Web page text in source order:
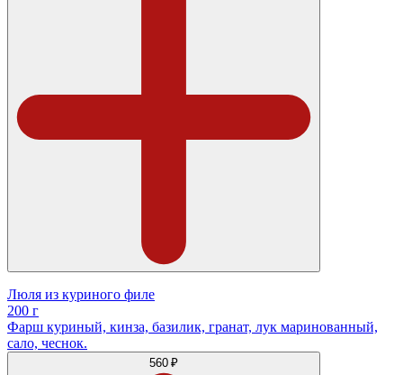
Люля из куриного филе
200 г
Фарш куриный, кинза, базилик, гранат, лук маринованный,
сало, чеснок.
560 ₽